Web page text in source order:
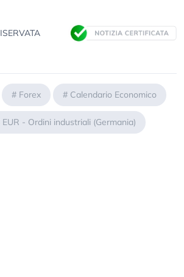
# Forex # Calendario Economico
EUR - Ordini industriali (Germania)